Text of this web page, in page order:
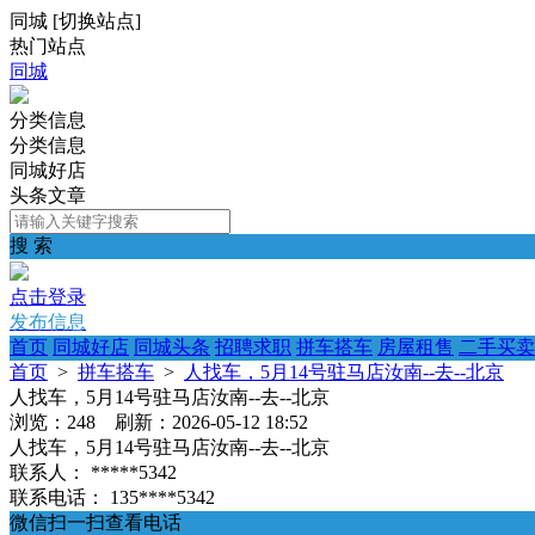
同城 [切换站点]
热门站点
同城
分类信息
分类信息
同城好店
头条文章
搜 索
点击登录
发布信息
首页 同城好店 同城头条 招聘求职 拼车搭车 房屋租售 二手买卖
首页 > 拼车搭车 >
人找车，5月14号驻马店汝南--去--北京
人找车，5月14号驻马店汝南--去--北京
浏览：248 刷新：2026-05-12 18:52
人找车，5月14号驻马店汝南--去--北京
联系人：
*****5342
联系电话：
135****5342
微信扫一扫查看电话